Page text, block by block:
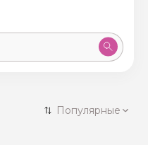
50 экскурсий
Популярные